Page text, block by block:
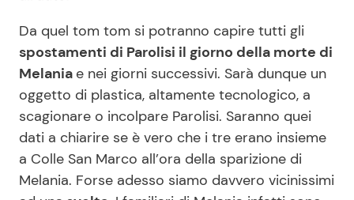
Da quel tom tom si potranno capire tutti gli
spostamenti di Parolisi il giorno della morte di
Melania e nei giorni successivi. Sarà dunque un
oggetto di plastica, altamente tecnologico, a
scagionare o incolpare Parolisi. Saranno quei
dati a chiarire se è vero che i tre erano insieme
a Colle San Marco all’ora della sparizione di
Melania. Forse adesso siamo davvero vicinissimi